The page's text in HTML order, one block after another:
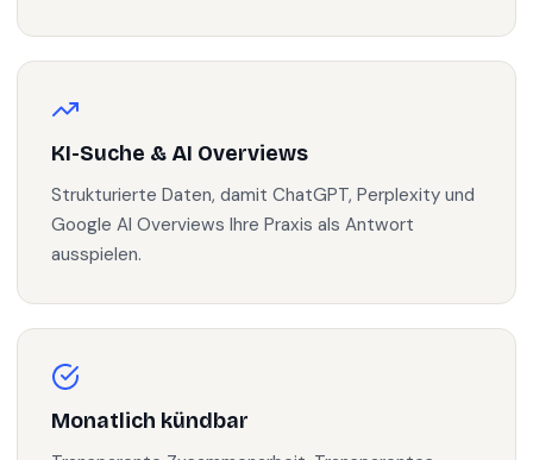
KI-Suche & AI Overviews
Strukturierte Daten, damit ChatGPT, Perplexity und
Google AI Overviews Ihre Praxis als Antwort
ausspielen.
Monatlich kündbar